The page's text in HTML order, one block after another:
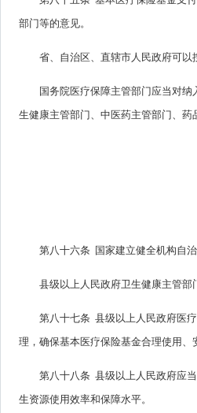
部门等的意见。
省、自治区、直辖市人民政府可
国务院医疗保障主管部门应当对
生健康主管部门、中医药主管部门、
第八十六条 国家建立健全机构自
县级以上人民政府卫生健康主管
第八十七条 县级以上人民政府医
理，确保基本医疗保险基金合理使用、
第八十八条 县级以上人民政府应
生资源使用效率和保障水平。